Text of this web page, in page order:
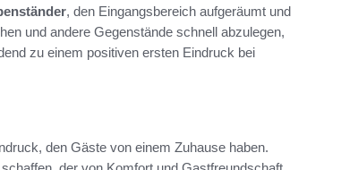
, den Eingangsbereich aufgeräumt und
und andere Gegenstände schnell abzulegen,
zu einem positiven ersten Eindruck bei
den Gäste von einem Zuhause haben.